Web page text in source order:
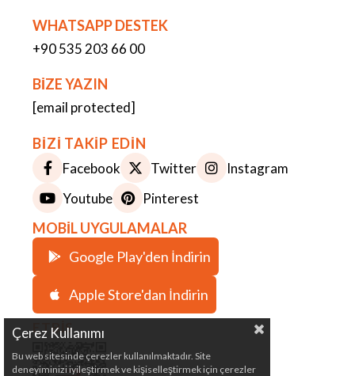
WHATSAPP DESTEK
+90 535 203 66 00
BİZE YAZIN
[email protected]
BİZİ TAKİP EDİN
Facebook Twitter
Instagram
Youtube
Pinterest
MOBİL UYGULAMALAR
Google Play'den İndirin
Apple Store'dan İndirin
ETBİS
Çerez Kullanımı
Bu web sitesinde çerezler kullanılmaktadır. Site
deneyiminizi iyileştirmek ve kişiselleştirmek için çerezler